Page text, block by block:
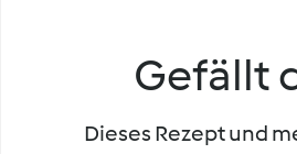
Gefällt
Dieses Rezept und